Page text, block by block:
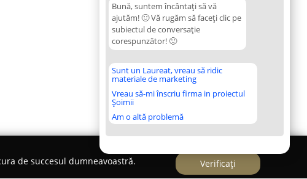
Bună, suntem încântați să vă
ajutăm! 🙂 Vă rugăm să faceți clic pe
subiectul de conversație
corespunzător! 🙂
Sunt un Laureat, vreau să ridic
materiale de marketing
Vreau să-mi înscriu firma in proiectul
Șoimii
Am o altă problemă
de succesul dumneavoastră.
Verificați